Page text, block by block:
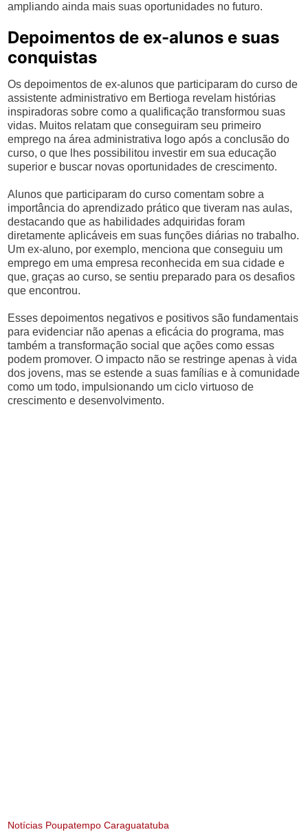
ampliando ainda mais suas oportunidades no futuro.
Depoimentos de ex-alunos e suas
conquistas
Os depoimentos de ex-alunos que participaram do curso de
assistente administrativo em Bertioga revelam histórias
inspiradoras sobre como a qualificação transformou suas
vidas. Muitos relatam que conseguiram seu primeiro
emprego na área administrativa logo após a conclusão do
curso, o que lhes possibilitou investir em sua educação
superior e buscar novas oportunidades de crescimento.
Alunos que participaram do curso comentam sobre a
importância do aprendizado prático que tiveram nas aulas,
destacando que as habilidades adquiridas foram
diretamente aplicáveis em suas funções diárias no trabalho.
Um ex-aluno, por exemplo, menciona que conseguiu um
emprego em uma empresa reconhecida em sua cidade e
que, graças ao curso, se sentiu preparado para os desafios
que encontrou.
Esses depoimentos negativos e positivos são fundamentais
para evidenciar não apenas a eficácia do programa, mas
também a transformação social que ações como essas
podem promover. O impacto não se restringe apenas à vida
dos jovens, mas se estende a suas famílias e à comunidade
como um todo, impulsionando um ciclo virtuoso de
crescimento e desenvolvimento.
Notícias Poupatempo Caraguatatuba